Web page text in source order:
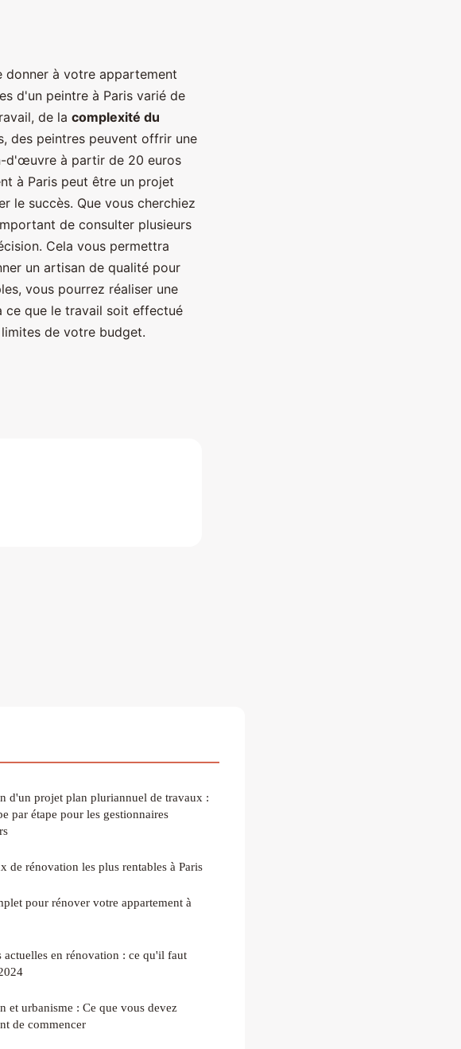
donner à votre appartement
d'un peintre à Paris varié de
de la complexité du
des peintres peuvent offrir une
d'œuvre à partir de 20 euros
à Paris peut être un projet
le succès. Que vous cherchiez
de consulter plusieurs
Cela vous permettra
un artisan de qualité pour
vous pourrez réaliser une
ce que le travail soit effectué
de votre budget.
d'un projet plan pluriannuel de travaux :
par étape pour les gestionnaires
de rénovation les plus rentables à Paris
pour rénover votre appartement à
actuelles en rénovation : ce qu'il faut
et urbanisme : Ce que vous devez
de commencer